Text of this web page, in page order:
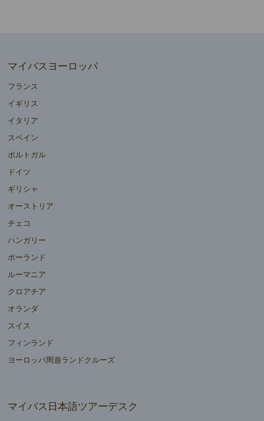
マイバスヨーロッパ
フランス
イギリス
イタリア
スペイン
ポルトガル
ドイツ
ギリシャ
オーストリア
チェコ
ハンガリー
ポーランド
ルーマニア
クロアチア
オランダ
スイス
フィンランド
ヨーロッパ周遊ランドクルーズ
マイバス日本語ツアーデスク